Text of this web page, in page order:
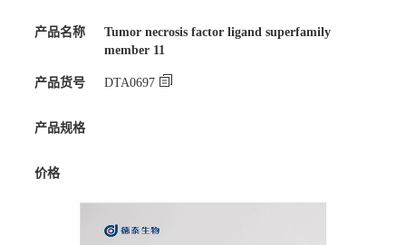
产品名称
Tumor necrosis factor ligand superfamily
member 11
产品货号 DTA0697
产品规格
价格